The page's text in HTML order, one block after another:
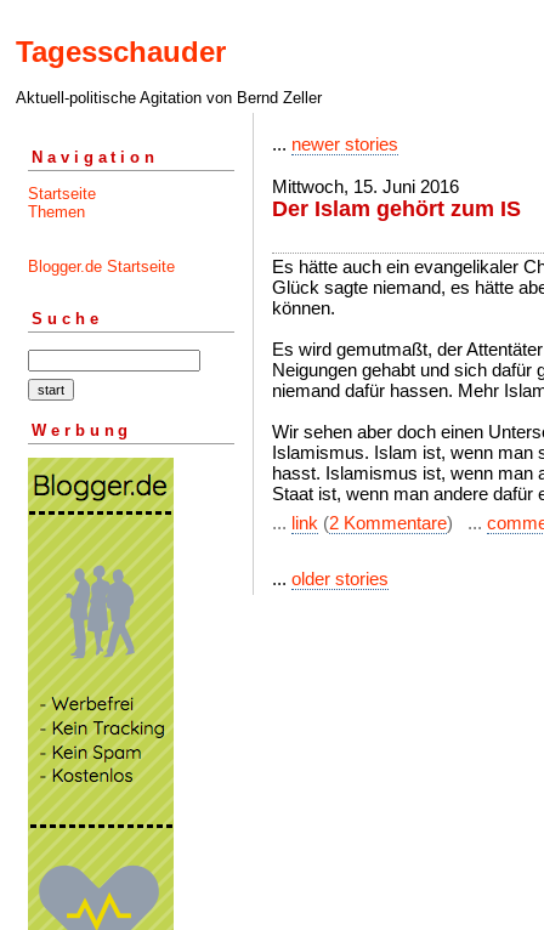
Tagesschauder
Aktuell-politische Agitation von Bernd Zeller
Navigation
Startseite
Themen
Blogger.de Startseite
Suche
Werbung
... newer stories
Mittwoch, 15. Juni 2016
Der Islam gehört zum IS
Es hätte auch ein evangelikaler
Glück sagte niemand, es hätte
können.
Es wird gemutmaßt, der
Neigungen gehabt und sich
niemand dafür hassen. Mehr
Wir sehen aber doch einen
Islamismus. Islam ist, wenn man
hasst. Islamismus ist, wenn man
Staat ist, wenn man andere dafür
... link (2 Kommentare) ...
... older stories